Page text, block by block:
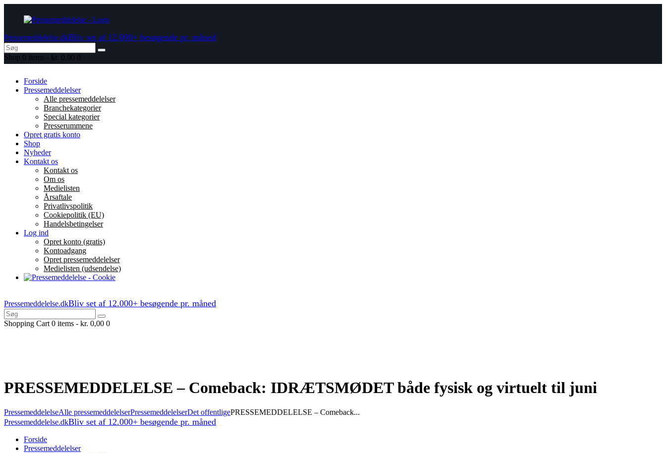
Pressemeddelelse.dkBliv set af 12.000+ besøgende pr. måned
Shop 0 items - kr. 0,00 0
Forside
Pressemeddelelser
Alle pressemeddelelser
Branchekategorier
Special kategorier
Presserummene
Opret gratis konto
Shop
Nyheder
Kontakt os
Kontakt os
Om os
Medielisten
Årsaftale
Privatlivspolitik
Cookiepolitik (EU)
Handelsbetingelser
Log ind
Opret konto (gratis)
Kontoadgang
Opret pressemeddelelser
Medielisten (udsendelse)
Pressemeddelelse.dkBliv set af 12.000+ besøgende pr. måned
Shopping Cart 0 items - kr. 0,00 0
PRESSEMEDDELELSE – Comeback: IDRÆTSMØDET både fysisk og virtuelt til juni
PressemeddelelseAlle pressemeddelelserPressemeddelelserDet offentligePRESSEMEDDELELSE – Comeback...
Pressemeddelelse.dkBliv set af 12.000+ besøgende pr. måned
Forside
Pressemeddelelser